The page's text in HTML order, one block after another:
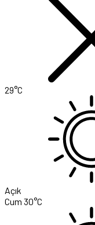
29°C
Açık
Cum 30°C